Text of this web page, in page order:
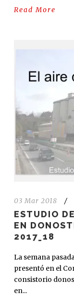
Read More
03 Mar 2018 /
ESTUDIO
EN
2017_18
La semana
presentó en el
consistorio
en...